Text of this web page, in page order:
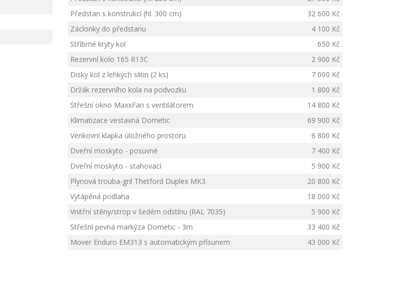
Předstan s konstrukcí (hl. 300 cm)
32 600 Kč
Záclonky do předstanu
4 100 Kč
Stříbrné kryty kol
650 Kč
Rezervní kolo 165 R13C
2 900 Kč
Disky kol z lehkých slitin (2 ks)
7 000 Kč
Držák rezervního kola na podvozku
1 800 Kč
Střešní okno MaxxFan s ventilátorem
14 800 Kč
Klimatizace vestavná Dometic
69 900 Kč
Venkovní klapka úložného prostoru
6 800 Kč
Dveřní moskyto - posuvné
7 400 Kč
Dveřní moskyto - stahovací
5 900 Kč
Plynová trouba-gril Thetford Duplex MK3
20 800 Kč
Vytápěná podlaha
18 000 Kč
Vnitřní stěny/strop v šedém odstínu (RAL 7035)
5 900 Kč
Střešní pevná markýza Dometic - 3m
33 400 Kč
Mover Enduro EM313 s automatickým přísunem
43 000 Kč